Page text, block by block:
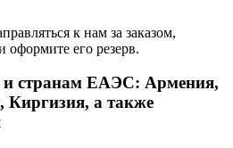
к нам за заказом,
оформите его резерв.
и странам ЕАЭС: Армения,
Киргизия, а также